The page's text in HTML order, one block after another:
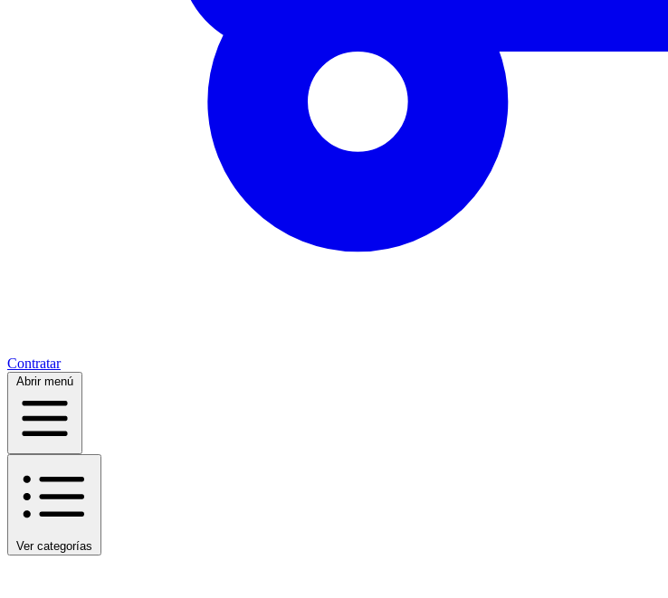
Contratar
Abrir menú
Ver categorías